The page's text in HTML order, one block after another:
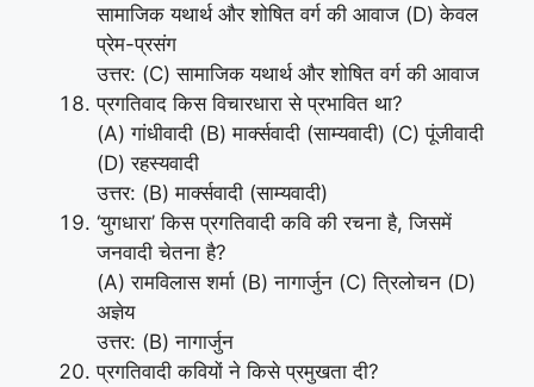
सामाजिक यथार्थ और शोषित वर्ग की आवाज (D) केवल
प्रेम-प्रसंग
उत्तर: (C) सामाजिक यथार्थ और शोषित वर्ग की आवाज
प्रगतिवाद किस विचारधारा से प्रभावित था?
(A) गांधीवादी (B) मार्क्सवादी (साम्यवादी) (C) पूंजीवादी
(D) रहस्यवादी
उत्तर: (B) मार्क्सवादी (साम्यवादी)
‘युगधारा’ किस प्रगतिवादी कवि की रचना है, जिसमें
जनवादी चेतना है?
(A) रामविलास शर्मा (B) नागार्जुन (C) त्रिलोचन (D)
अज्ञेय
उत्तर: (B) नागार्जुन
प्रगतिवादी कवियों ने किसे प्रमुखता दी?